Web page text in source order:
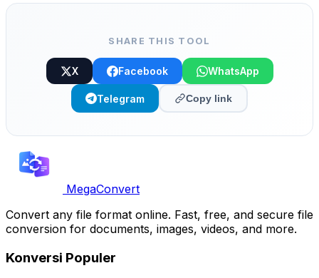
alat langsung dari Chrome.
SHARE THIS TOOL
X Facebook WhatsApp
Telegram Copy link
MegaConvert
Convert any file format online. Fast, free, and secure file
conversion for documents, images, videos, and more.
Konversi Populer